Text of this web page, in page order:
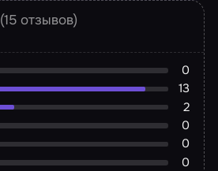
(15 отзывов)
0
13
2
0
0
0